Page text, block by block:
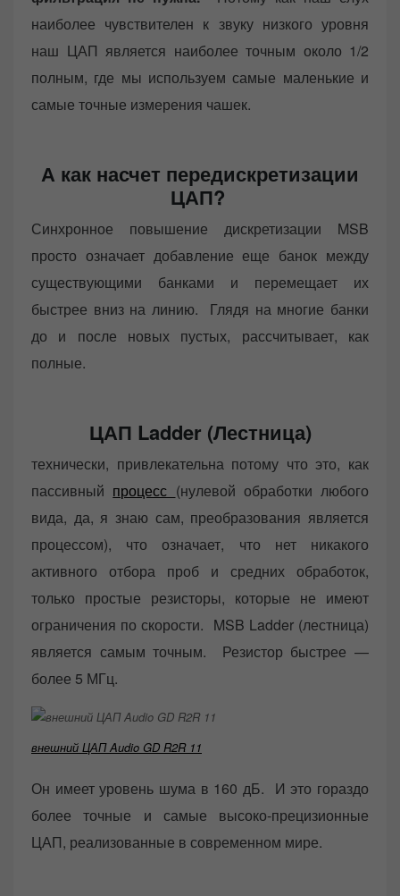
наиболее чувствителен к звуку низкого уровня
наш ЦАП является наиболее точным около 1/2
полным, где мы используем самые маленькие и
самые точные измерения чашек.
А как насчет передискретизации
ЦАП?
Синхронное повышение дискретизации MSB
просто означает добавление еще банок между
существующими банками и перемещает их
быстрее вниз на линию. Глядя на многие банки
до и после новых пустых, рассчитывает, как
полные.
ЦАП Ladder (Лестница)
технически, привлекательна потому что это, как
пассивный процесс (нулевой обработки любого
вида, да, я знаю сам, преобразования является
процессом), что означает, что нет никакого
активного отбора проб и средних обработок,
только простые резисторы, которые не имеют
ограничения по скорости. MSB Ladder (лестница)
является самым точным. Резистор быстрее —
более 5 МГц.
внешний ЦАП Audio GD R2R 11
Он имеет уровень шума в 160 дБ. И это гораздо
более точные и самые высоко-прецизионные
ЦАП, реализованные в современном мире.